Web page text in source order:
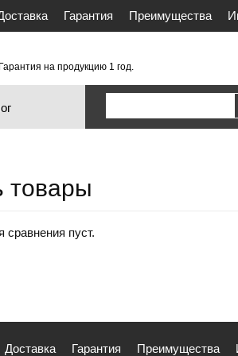
Гарантия Преимущества
на продукцию 1 год.
товары
сравнения пуст.
Доставка Гарантия Преимущества